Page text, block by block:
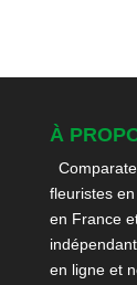
À
fleuristes
en France
en ligne et